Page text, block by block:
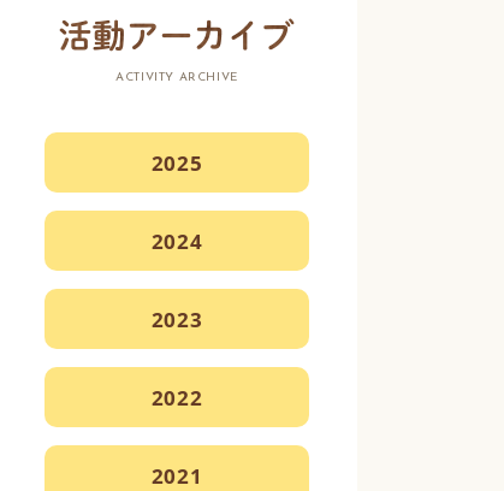
ACTIVITY ARCHIVE
2025
2024
2023
2022
2021